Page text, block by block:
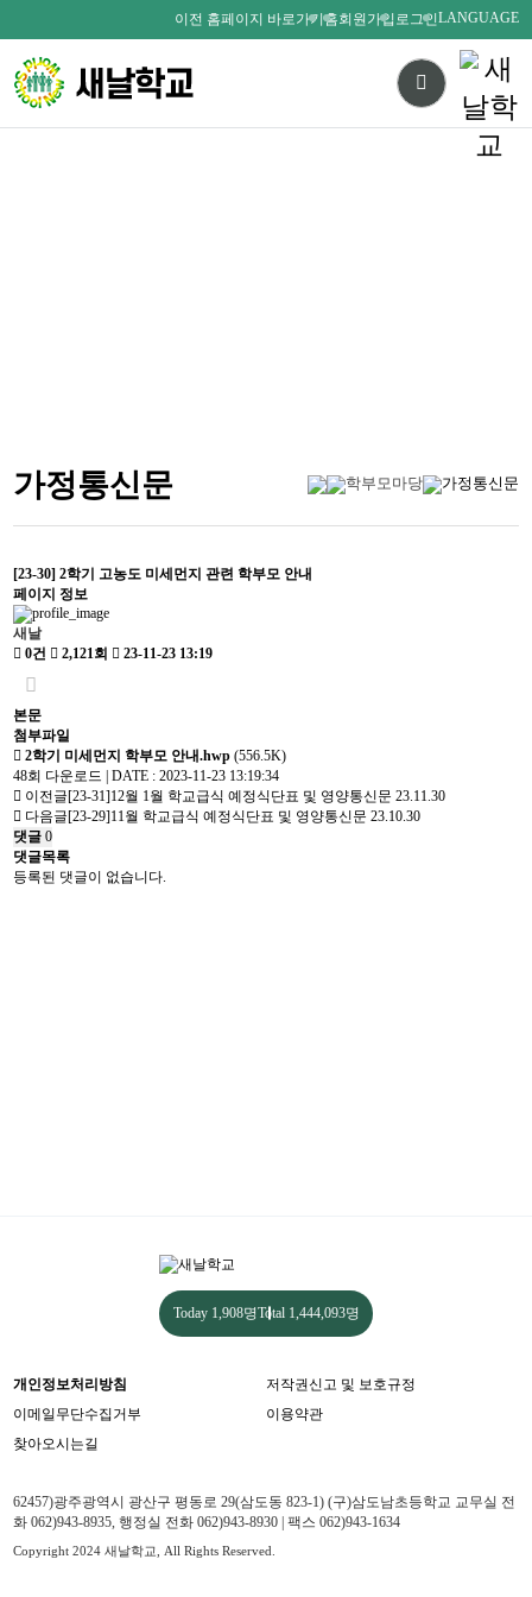
이전 홈페이지 바로가기홈회원가입 로그인LANGUAGE
가정통신문 학부모마당 가정통신문
[23-30] 2학기 고농도 미세먼지 관련 학부모 안내
페이지 정보
새날
0건
2,121회 23-11-23 13:19
본문
첨부파일
2학기 미세먼지 학부모 안내.hwp (556.5K)
48회 다운로드 | DATE : 2023-11-23 13:19:34
이전글[23-31]12월 1월 학교급식 예정식단표 및 영양통신문 23.11.30
다음글[23-29]11월 학교급식 예정식단표 및 영양통신문 23.10.30
댓글 0
댓글목록
등록된 댓글이 없습니다.
Today 1,908명Total 1,444,093명
개인정보처리방침
저작권신고 및 보호규정
이메일무단수집거부
이용약관
찾아오시는길
62457)광주광역시 광산구 평동로 29(삼도동 823-1) (구)삼도남초등학교 교무실 전
화 062)943-8935, 행정실 전화 062)943-8930 | 팩스 062)943-1634
Copyright 2024 새날학교, All Rights Reserved.